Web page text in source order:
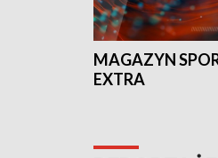
MAGAZYN
EXTRA